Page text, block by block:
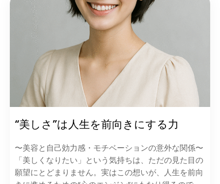
“美しさ”は人生を前向きにする力
〜美容と自己効力感・モチベーションの意外な関係〜
「美しくなりたい」という気持ちは、ただの見た目の
願望にとどまりません。実はこの想いが、人生を前向